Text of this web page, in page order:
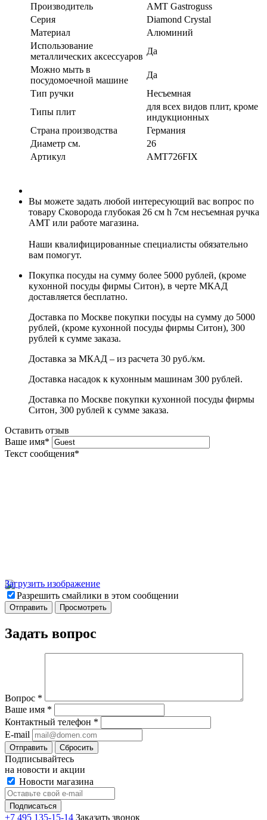
Производитель
AMT Gastroguss
Серия
Diamond Crystal
Материал
Алюминий
Использование
металлических аксессуаров
Да
Можно мыть в
посудомоечной машине
Да
Тип ручки
Несъемная
Типы плит
для всех видов плит, кроме
индукционных
Страна производства
Германия
Диаметр см.
26
Артикул
AMT726FIX
Вы можете задать любой интересующий вас вопрос по
товару Сковорода глубокая 26 см h 7см несъемная ручка
AMT или работе магазина.
Наши квалифицированные специалисты обязательно
вам помогут.
Покупка посуды на сумму более 5000 рублей, (кроме
кухонной посуды фирмы Ситон), в черте МКАД
доставляется бесплатно.
Доставка по Москве покупки посуды на сумму до 5000
рублей, (кроме кухонной посуды фирмы Ситон), 300
рублей к сумме заказа.
Доставка за МКАД – из расчета 30 руб./км.
Доставка насадок к кухонным машинам 300 рублей.
Доставка по Москве покупки кухонной посуды фирмы
Ситон, 300 рублей к сумме заказа.
Оставить отзыв
Ваше имя*
Текст сообщения*
Загрузить изображение
Разрешить смайлики в этом сообщении
Задать вопрос
Вопрос *
Ваше имя *
Контактный телефон *
E-mail
Отправить Сбросить
Подписывайтесь
на новости и акции
Новости магазина
+7 495 135-15-14 Заказать звонок